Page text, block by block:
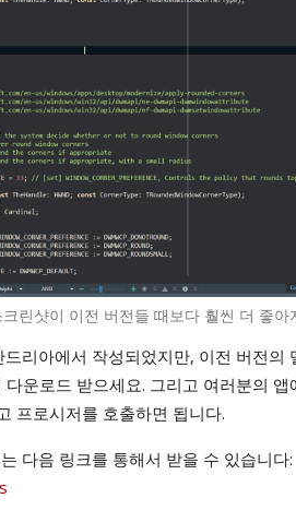
린샷이 이전 버전들 때보다 훨씬 더 좋아
리아에서 작성되었지만, 이전 버전의
운로드 받으세요. 그리고 여러분의 앱
프로시저를 호출하면 됩니다.
다음 링크를 통해서 받을 수 있습니다: